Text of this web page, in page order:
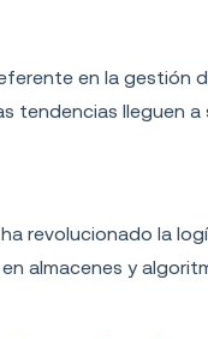
en la gestión
tendencias lleguen
revolucionado la
almacenes y